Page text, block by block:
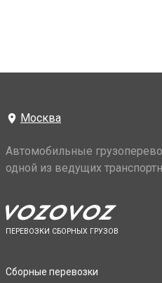
Москва
Автомобильные
одной из ведущих
ПЕРЕВОЗКИ СБОРНЫХ ГРУЗОВ
Сборные перевозки